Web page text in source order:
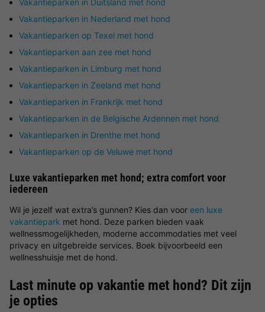
Vakantieparken in Duitsland met hond
Vakantieparken in Nederland met hond
Vakantieparken op Texel met hond
Vakantieparken aan zee met hond
Vakantieparken in Limburg met hond
Vakantieparken in Zeeland met hond
Vakantieparken in Frankrijk met hond
Vakantieparken in de Belgische Ardennen met hond
Vakantieparken in Drenthe met hond
Vakantieparken op de Veluwe met hond
Luxe vakantieparken met hond; extra comfort voor
iedereen
Wil je jezelf wat extra’s gunnen? Kies dan voor een luxe
vakantiepark met hond. Deze parken bieden vaak
wellnessmogelijkheden, moderne accommodaties met veel
privacy en uitgebreide services. Boek bijvoorbeeld een
wellnesshuisje met de hond.
Last minute op vakantie met hond? Dit zijn
je opties